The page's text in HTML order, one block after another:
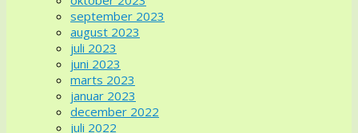
september 2023
august 2023
juli 2023
juni 2023
marts 2023
januar 2023
december 2022
juli 2022